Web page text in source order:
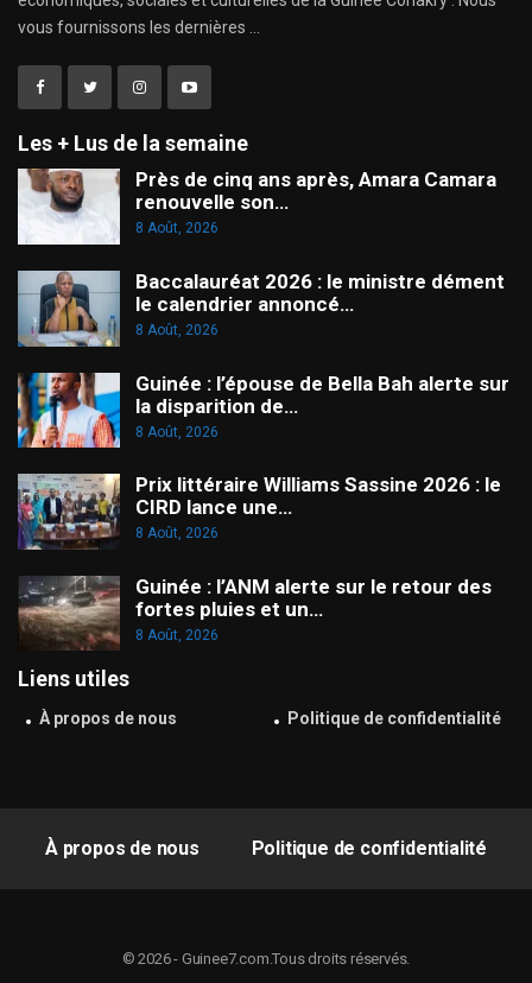
vous fournissons les dernières ...
Les + Lus de la semaine
Près de cinq ans après, Amara Camara
renouvelle son…
8 Août, 2026
Baccalauréat 2026 : le ministre dément
le calendrier annoncé…
8 Août, 2026
Guinée : l’épouse de Bella Bah alerte sur
la disparition de…
8 Août, 2026
Prix littéraire Williams Sassine 2026 : le
CIRD lance une…
8 Août, 2026
Guinée : l’ANM alerte sur le retour des
fortes pluies et un…
8 Août, 2026
Liens utiles
À propos de nous Politique de confidentialité
À propos de nous Politique de confidentialité
© 2026 - Guinee7.com.Tous droits réservés.